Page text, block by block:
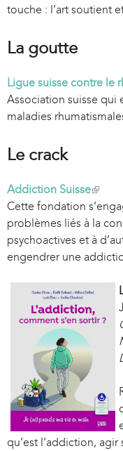
touche : l’art soutient
La goutte
Ligue suisse contre le
Association suisse qui
maladies
Le crack
Addiction Suisse(
l
i
n
k
s
e
x
e
a
)
Cette fondation
problèmes liés à la
psychoactives et à
engendrer une
qu’est l’addiction,